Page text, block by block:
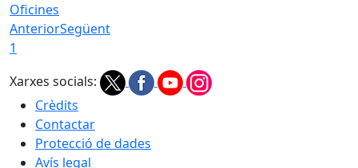
Oficines
AnteriorSegüent
1
Xarxes socials:
Crèdits
Contactar
Protecció de dades
Avís legal